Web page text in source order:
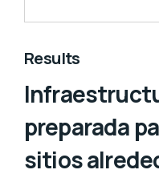
Results
preparada
sitios